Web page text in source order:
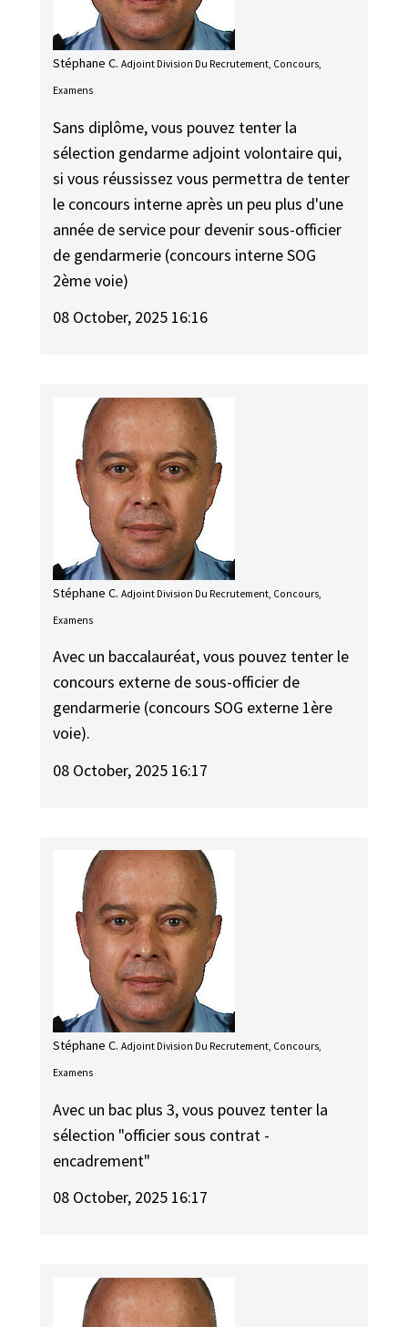
Stéphane C. Adjoint Division Du Recrutement, Concours,
Examens
Sans diplôme, vous pouvez tenter la
sélection gendarme adjoint volontaire qui,
si vous réussissez vous permettra de tenter
le concours interne après un peu plus d'une
année de service pour devenir sous-officier
de gendarmerie (concours interne SOG
2ème voie)
08 October, 2025 16:16
Stéphane C. Adjoint Division Du Recrutement, Concours,
Examens
Avec un baccalauréat, vous pouvez tenter le
concours externe de sous-officier de
gendarmerie (concours SOG externe 1ère
voie).
08 October, 2025 16:17
Stéphane C. Adjoint Division Du Recrutement, Concours,
Examens
Avec un bac plus 3, vous pouvez tenter la
sélection "officier sous contrat -
encadrement"
08 October, 2025 16:17